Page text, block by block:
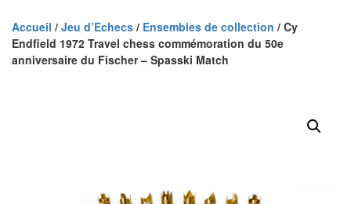
collection
Echiquiers
Accueil / Jeu d’Echecs / Ensembles de collection / Cy
Endfield 1972 Travel chess commémoration du 50e
anniversaire du Fischer – Spasski Match